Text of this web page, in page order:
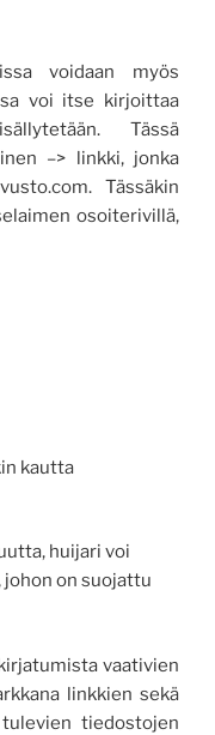
voidaan myös
voi itse kirjoittaa
Tässä
–> linkki, jonka
Tässäkin
osoiterivillä,
kautta
huijari voi
on suojattu
vaativien
linkkien sekä
tiedostojen